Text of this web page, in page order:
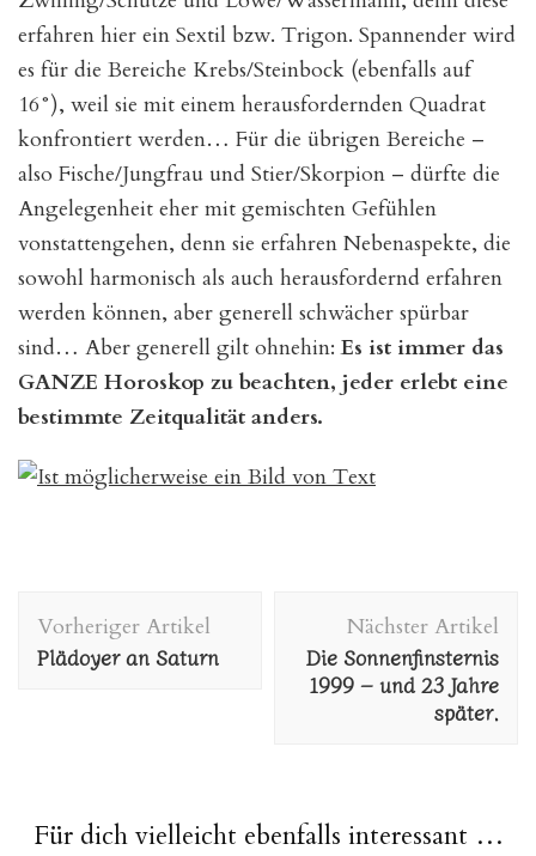
erfahren hier ein Sextil bzw. Trigon. Spannender wird
es für die Bereiche Krebs/Steinbock (ebenfalls auf
16°), weil sie mit einem herausfordernden Quadrat
konfrontiert werden… Für die übrigen Bereiche –
also Fische/Jungfrau und Stier/Skorpion – dürfte die
Angelegenheit eher mit gemischten Gefühlen
vonstattengehen, denn sie erfahren Nebenaspekte, die
sowohl harmonisch als auch herausfordernd erfahren
werden können, aber generell schwächer spürbar
sind… Aber generell gilt ohnehin:Es ist immer das
GANZE Horoskop zu beachten, jeder erlebt eine
bestimmte Zeitqualität anders.
Beitragsnavigation
Vorheriger Artikel
Plädoyer an Saturn
Nächster Artikel
Die Sonnenfinsternis
1999 – und 23 Jahre
später.
Für dich vielleicht ebenfalls interessant …